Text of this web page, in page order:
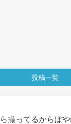
投稿一覧
撮ってるからぼ